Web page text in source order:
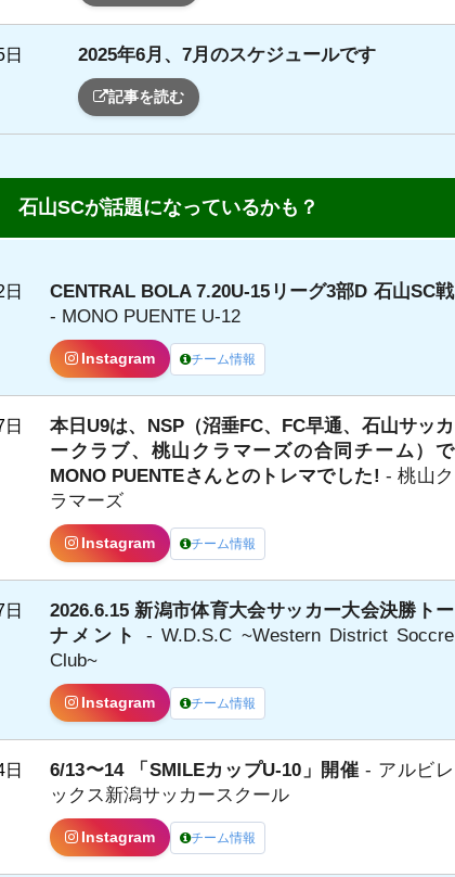
2025年6月、7月のスケジュールです
記事を読む
石山SCが話題になっているかも？
CENTRAL BOLA 7.20U-15リーグ3部D 石山SC戦
- MONO PUENTE U-12
Instagram チーム情報
本日U9は、NSP（沼垂FC、FC早通、石山サッカ
ークラブ、桃山クラマーズの合同チーム）で
MONO PUENTEさんとのトレマでした! - 桃山ク
ラマーズ
Instagram チーム情報
2026.6.15 新潟市体育大会サッカー大会決勝トー
ナメント- W.D.S.C ~Western District Soccre
Club~
Instagram チーム情報
6/13〜14 「SMILEカップU-10」開催- アルビレ
ックス新潟サッカースクール
Instagram チーム情報